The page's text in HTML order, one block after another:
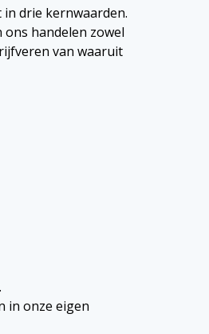
drie kernwaarden.
handelen zowel
van waaruit
in onze eigen